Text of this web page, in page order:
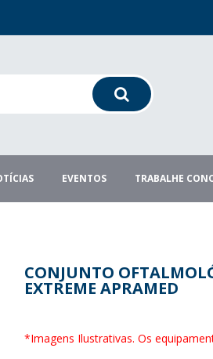
EVENTOS TRABALHE
CONJUNTO
EXTREME APRAMED
*Imagens Ilustrativas. Os